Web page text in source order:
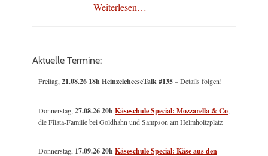
Weiterlesen…
Aktuelle Termine:
Freitag,21.08.26 18h HeinzelcheeseTalk #135– Details folgen!
Donnerstag,27.08.26 20hKäseschule Special: Mozzarella & Co,
die Filata-Familie bei Goldhahn und Sampson am Helmholtzplatz
Donnerstag, 17.09.26 20hKäseschule Special: Käse aus den